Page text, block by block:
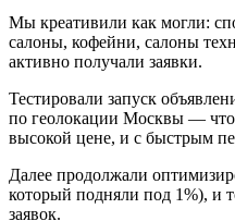
Мы креативили как могли:
салоны, кофейни, салоны
активно получали заявки.
Тестировали запуск
по геолокации Москвы — что
высокой цене, и с быстрым
Далее продолжали
который подняли под 1%), и
заявок.